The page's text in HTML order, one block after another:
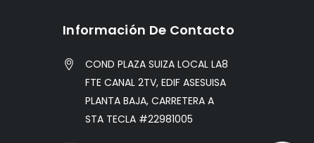
Información De Contacto
COND PLAZA SUIZA LOCAL LA8
FTE CANAL 2TV, EDIF ASESUISA
PLANTA BAJA, CARRETERA A
STA TECLA #22981005